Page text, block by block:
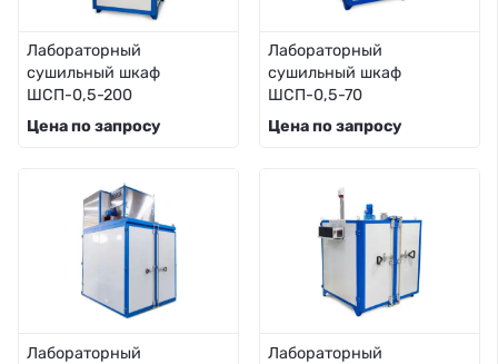
Лабораторный
сушильный шкаф
ШСП-0,5-200
Цена по запросу
Лабораторный
сушильный шкаф
ШСП-0,5-70
Цена по запросу
Лабораторный
Лабораторный